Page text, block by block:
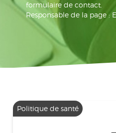
formulaire de contact.
Responsable de la page :
Politique de santé